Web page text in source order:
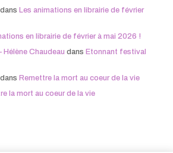
Les animations en librairie de février
en librairie de février à mai 2026 !
Chaudeau dans Etonnant festival
Remettre la mort au coeur de la vie
la mort au coeur de la vie